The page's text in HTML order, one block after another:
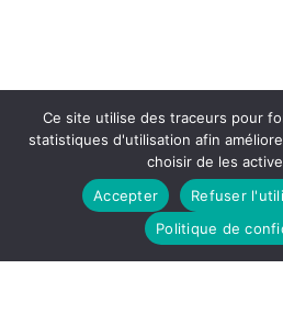
Ce site utilise des traceurs pour
statistiques d'utilisation afin
choisir de les
Accepter
Refuser
Politique de